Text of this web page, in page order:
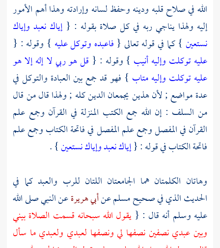
الله في صلاح قلبه ودينه وحفظ لسانه وإرادته وهذا أهم الأمور
إليه ولهذا يناجي ربه في كل صلاة بقوله : {إياك نعبد وإياك
نستعين } كما في قوله تعالى { فاعبده وتوكل عليه } وقوله : {
عليه توكلت وإليه أنيب } وقوله : { قل هو ربي لا إله إلا هو
عليه توكلت وإليه متاب } فهو قد جمع بين العبادة والتوكل في
عدة مواضع ; لأن هذين يجمعان الدين كله ; ولهذا قال من قال
من السلف : إن الله جمع الكتب المنزلة في القرآن وجمع علم
القرآن في المفصل وجمع علم المفصل في فاتحة الكتاب وجمع علم
فاتحة الكتاب في قوله : {إياك نعبد وإياك نستعين} .
وهاتان الكلمتان هما الجامعتان اللتان للرب والعبد كما في
الحديث الذي في صحيحمسلمعنأبي هريرةعن النبي صلى الله
عليه وسلم أنه قال : {يقول الله سبحانه قسمت الصلاة بيني
وبين عبدي نصفين نصفها لي ونصفها لعبدي ولعبدي ما سأل